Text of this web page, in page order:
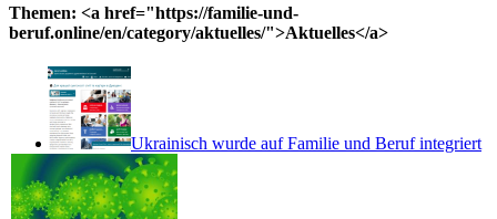
Themen: <a href="https://familie-und-
beruf.online/en/category/aktuelles/">Aktuelles</a>
Ukrainisch wurde auf Familie und Beruf integriert